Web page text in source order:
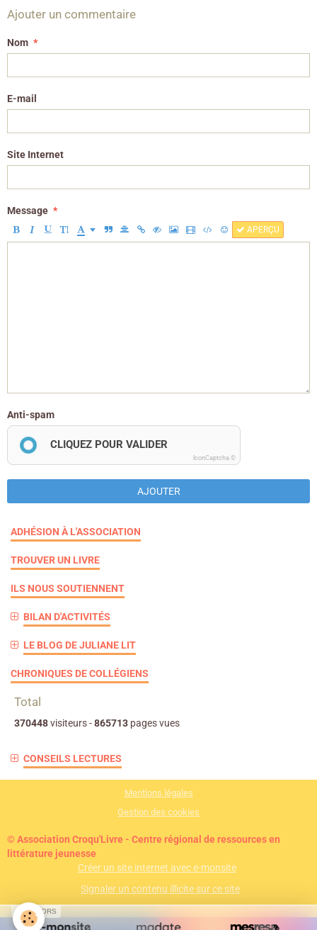
Ajouter un commentaire
Nom
E-mail
Site Internet
Message
APERÇU
Anti-spam
CLIQUEZ POUR VALIDER
IconCaptcha ©
AJOUTER
ADHÉSION À L'ASSOCIATION
TROUVER UN LIVRE
ILS NOUS SOUTIENNENT
BILAN D'ACTIVITÉS
LE BLOG DE JULIANE LIT
CHRONIQUES DE COLLÉGIENS
Total
370448visiteurs -865713 pages vues
CONSEILS LECTURES
Mentions légales
Gestion des cookies
© Association Croqu'Livre - Centre régional de ressources en
littérature jeunesse
Créer un site internet avec e-monsite
Signaler un contenu illicite sur ce site
SPONSORS